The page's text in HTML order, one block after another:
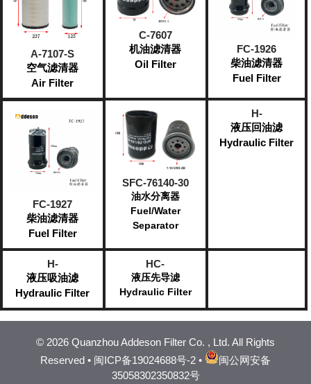
A-7107-S
空气滤清器
Air Filter
C-7607
机油滤清器
Oil Filter
FC-1926
柴油滤清器
Fuel Filter
FC-1927
柴油滤清器
Fuel Filter
SFC-76140-30
油水分离器
Fuel/Water
Separator
H-
液压回油滤
Hydraulic Filter
H-
液压吸油滤
Hydraulic Filter
HC-
液压先导滤
Hydraulic Filter
© 2026 Quanzhou Addeson Filter Co. , Ltd. All Rights
Reserved • 闽ICP备19024688号-2 •
闽公网安备
35058302350832号